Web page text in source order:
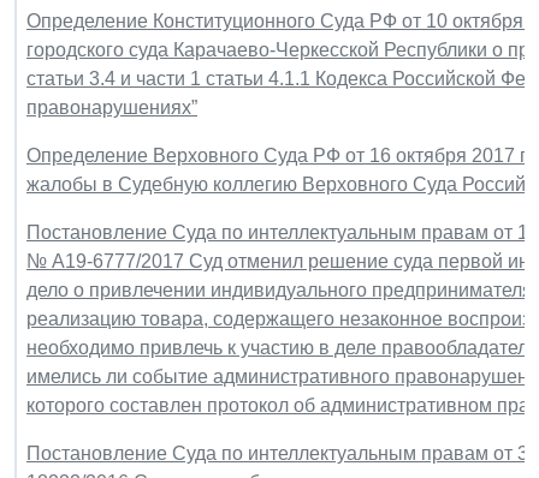
Определение Конституционного Суда РФ от 10 октября
городского суда Карачаево-Черкесской Республики о
статьи 3.4 и части 1 статьи 4.1.1 Кодекса Российской
правонарушениях”
Определение Верховного Суда РФ от 16 октября 2017
жалобы в Судебную коллегию Верховного Суда
Постановление Суда по интеллектуальным правам от
№ А19-6777/2017 Суд отменил решение суда первой
дело о привлечении индивидуального предпринимателя
реализацию товара, содержащего незаконное
необходимо привлечь к участию в деле
имелись ли событие административного
которого составлен протокол об административном
Постановление Суда по интеллектуальным правам от 3